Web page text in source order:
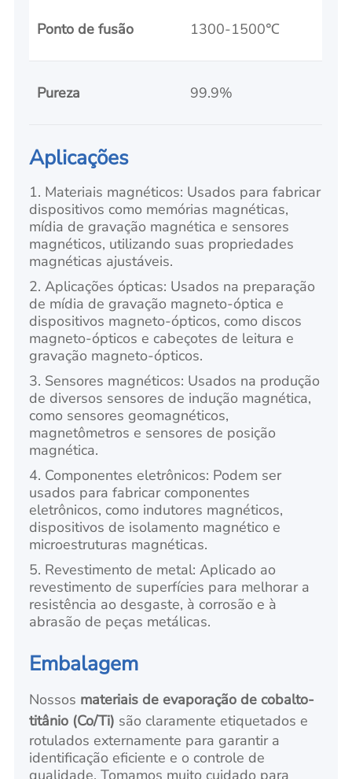
Ponto de fusão 1300-1500℃
Pureza 99.9%
Aplicações
1. Materiais magnéticos: Usados para fabricar
dispositivos como memórias magnéticas,
mídia de gravação magnética e sensores
magnéticos, utilizando suas propriedades
magnéticas ajustáveis.
2. Aplicações ópticas: Usados na preparação
de mídia de gravação magneto-óptica e
dispositivos magneto-ópticos, como discos
magneto-ópticos e cabeçotes de leitura e
gravação magneto-ópticos.
3. Sensores magnéticos: Usados na produção
de diversos sensores de indução magnética,
como sensores geomagnéticos,
magnetômetros e sensores de posição
magnética.
4. Componentes eletrônicos: Podem ser
usados para fabricar componentes
eletrônicos, como indutores magnéticos,
dispositivos de isolamento magnético e
microestruturas magnéticas.
5. Revestimento de metal: Aplicado ao
revestimento de superfícies para melhorar a
resistência ao desgaste, à corrosão e à
abrasão de peças metálicas.
Embalagem
Nossos materiais de evaporação de cobalto-
titânio (Co/Ti) são claramente etiquetados e
rotulados externamente para garantir a
identificação eficiente e o controle de
qualidade. Tomamos muito cuidado para